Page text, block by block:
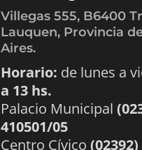
Villegas 555, B6400
Lauquen, Provincia
Aires.
Horario: de lunes a
a 13 hs.
Palacio Municipal
410501/05
Centro Cívico